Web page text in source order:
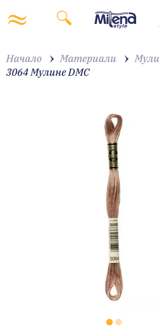
Начало Материали
3064 Мулине DMC